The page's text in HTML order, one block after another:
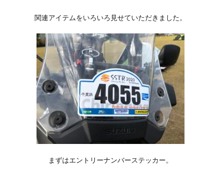
関連アイテムをいろいろ見せていただきました。
まずはエントリーナンバーステッカー。